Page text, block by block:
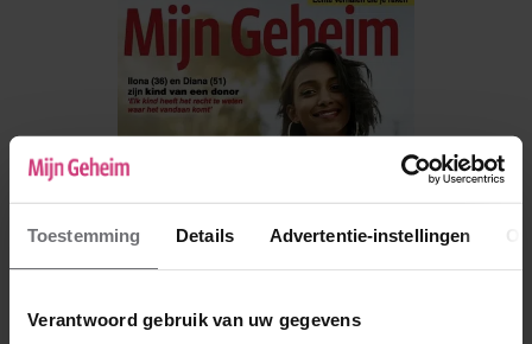
Toestemming Details Advertentie-instellingen
Verantwoord gebruik van uw gegevens